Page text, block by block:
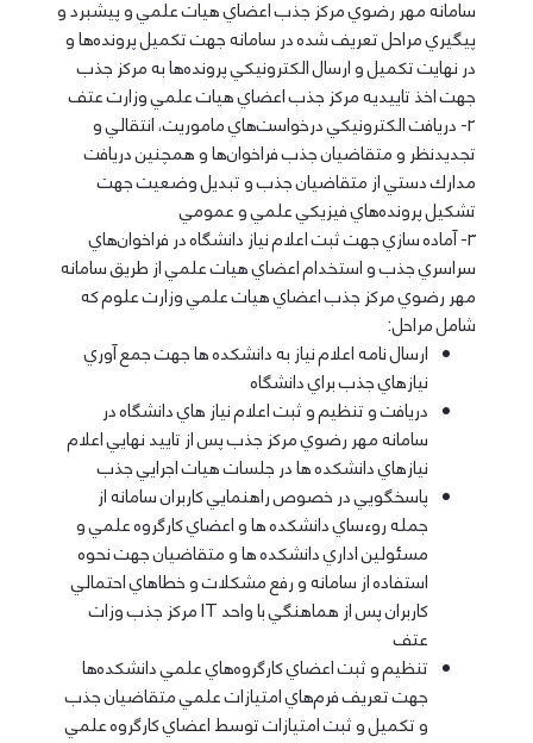
سامانه مهر رضوي مركز جذب اعضاي هيات علمي و پيشبرد و
پيگيري مراحل تعريف شده در سامانه جهت تكميل پرونده‌ها و
در نهايت تكميل و ارسال الكترونيكي پرونده‌ها به مركز جذب
جهت اخذ تاييديه مركز جذب اعضاي هيات علمي وزارت عتف
2- دريافت الكترونيكي درخواست‌هاي ماموريت، انتقالي و
تجديدنظر و متقاضيان جذب فراخوان‌ها و همچنين دريافت
مدارك دستي از متقاضيان جذب و تبديل وضعيت جهت
تشكيل پرونده‌هاي فيزيكي علمي و عمومي
3- آماده سازي جهت ثبت اعلام نياز دانشگاه در فراخوان‌هاي
سراسري جذب و استخدام اعضاي هيات علمي از طريق سامانه
مهر رضوي مركز جذب اعضاي هيات علمي وزارت علوم كه
شامل مراحل:
ارسال نامه اعلام نياز به دانشكده ها جهت جمع آوري
نيازهاي جذب براي دانشگاه
دريافت و تنظيم و ثبت اعلام نياز هاي دانشگاه در
سامانه مهر رضوي مركز جذب پس از تاييد نهايي اعلام
نيازهاي دانشكده ها در جلسات هيات اجرايي جذب
پاسخگويي در خصوص راهنمايي كاربران سامانه از
جمله روءساي دانشكده ها و اعضاي كارگروه علمي و
مسئولين اداري دانشكده ها و متقاضيان جهت نحوه
استفاده از سامانه و رفع مشكلات و خطاهاي احتمالي
كاربران پس از هماهنگي با واحد IT مركز جذب وزات
عتف
تنظيم و ثبت اعضاي كارگروه‌هاي علمي دانشكده‌ها
جهت تعريف فرم‌هاي امتيازات علمي متقاضيان جذب
و تكميل و ثبت امتيازات توسط اعضاي كارگروه علمي